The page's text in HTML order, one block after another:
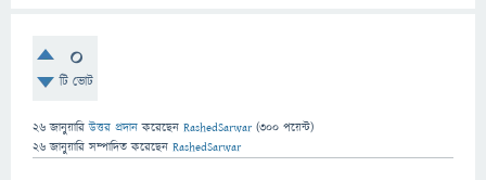
0
টি ভোট
26 জানুয়ারি উত্তর প্রদান করেছেন RashedSarwar (300 পয়েন্ট)
26 জানুয়ারি সম্পাদিত করেছেন RashedSarwar